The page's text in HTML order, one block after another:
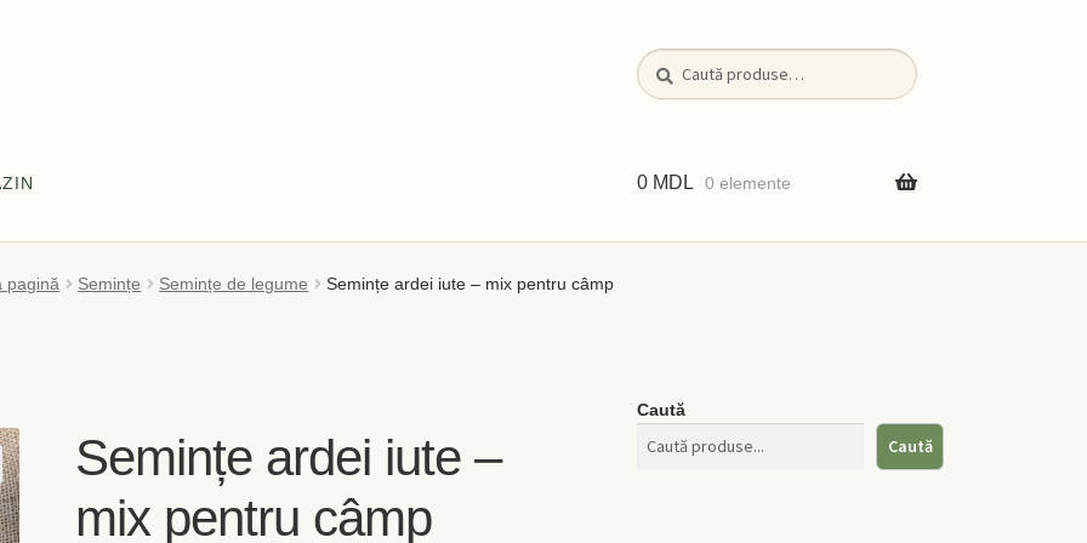
Caută
după:
Caută
meu Coș Despre Despre noi OLD Home Home Informaţii
0 MDL 0 elemente
pagină Semințe Semințe de legume Semințe ardei iute – mix pentru câmp
Semințe ardei iute –
mix pentru câmp
Caută
Caută